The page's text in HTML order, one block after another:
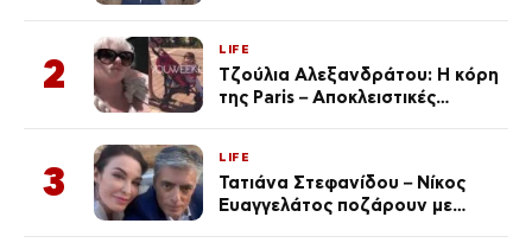
2
LIFE
Τζούλια Αλεξανδράτου: Η κόρη
της Paris – Αποκλειστικές
3
LIFE
Τατιάνα Στεφανίδου – Νίκος
Ευαγγελάτος ποζάρουν με